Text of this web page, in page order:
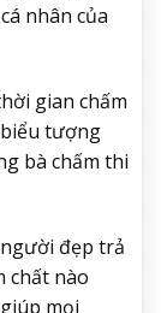
nhân của
gian chấm
tượng
bà chấm thi
đẹp trả
chất nào
mọi